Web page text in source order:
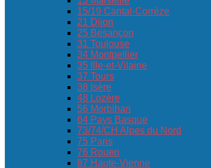
15/19 Cantal-Corrèze
21 Dijon
25 Besançon
31 Toulouse
34 Montpellier
35 Ille-et-Vilaine
37 Tours
38 Isère
48 Lozère
56 Morbihan
64 Pays Basque
73/74/CH Alpes du Nord
75 Paris
76 Rouen
87 Haute-Vienne